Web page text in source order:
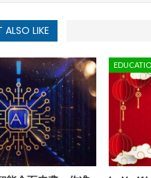
LIKE